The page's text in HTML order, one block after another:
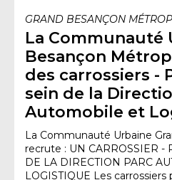
GRAND BESANÇON
La Communauté
Besançon
des carrossiers -
sein de la
Automobile et
La Communauté Urbaine
recrute : UN CARROSSIER -
DE LA DIRECTION PARC
LOGISTIQUE Les